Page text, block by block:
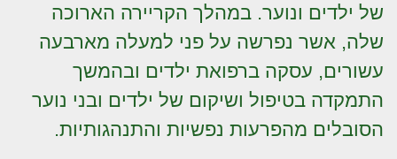
של ילדים ונוער. במהלך הקריירה הארוכה
שלה, אשר נפרשה על פני למעלה מארבעה
עשורים, עסקה ברפואת ילדים ובהמשך
התמקדה בטיפול ושיקום של ילדים ובני נוער
הסובלים מהפרעות נפשיות והתנהגותיות.